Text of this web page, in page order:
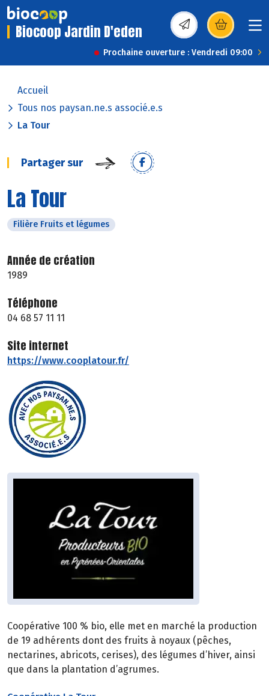
Biocoop Jardin D'eden (s’ouvre dans une
Prochaine ouverture : Vendredi 09:00
Accueil
Tous nos paysan.ne.s associé.e.s
La Tour
Partager sur
La Tour
Filière Fruits et légumes
Année de création
1989
Téléphone
04 68 57 11 11
Site internet
https://www.cooplatour.fr/
Coopérative 100 % bio, elle met en marché la production
de 19 adhérents dont des fruits à noyaux (pêches,
nectarines, abricots, cerises), des légumes d’hiver, ainsi
que dans la plantation d’agrumes.